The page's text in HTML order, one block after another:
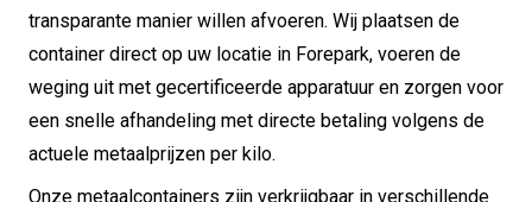
transparante manier willen afvoeren. Wij plaatsen de
container direct op uw locatie in Forepark, voeren de
weging uit met gecertificeerde apparatuur en zorgen voor
een snelle afhandeling met directe betaling volgens de
actuele metaalprijzen per kilo.
Onze metaalcontainers zijn verkrijgbaar in verschillende